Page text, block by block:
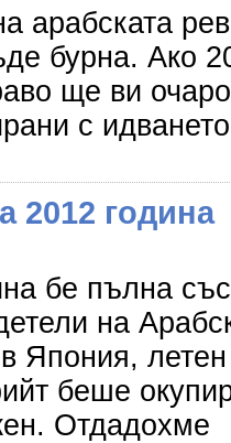
арабската
бурна. Ако
ще ви
с
2012 година
бе пълна
на
Япония,
беше
Отдадохме